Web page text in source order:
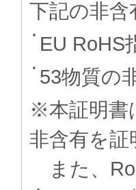
下記の非
EU RoHS
53物質の
※本証明書
非含有を
また、